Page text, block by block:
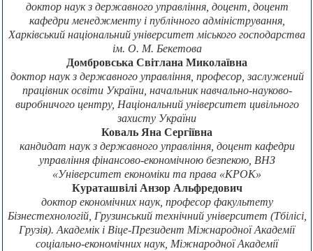
доктор наук з державного управління, доцент, доцент
кафедри менеджменту і публічного адміністрування,
Харківський національний університет міського господарства
ім. О. М. Бекетова
Домбровська Світлана Миколаївна
доктор наук з державного управління, професор, заслужений
працівник освіти України, начальник навчально-науково-
виробничого центру, Національний університет цивільного
захисту України
Коваль Яна Сергіївна
кандидат наук з державного управління, доцент кафедри
управління фінансово-економічною безпекою, ВНЗ
«Університет економіки та права «КРОК»
Кураташвілі Анзор Альфредович
доктор економічних наук, професор факультету
Бізнестехнологій, Грузинський технічний університет (Тбілісі,
Грузія). Академік і Віце-Президент Міжнародної Академії
соціально-економічних наук, Міжнародної Академії